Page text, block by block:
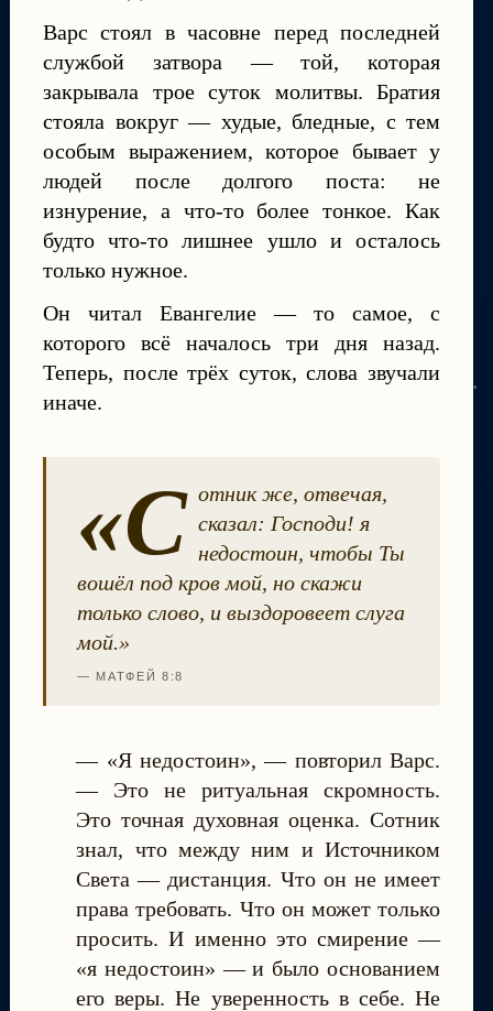
Варс стоял в часовне перед последней
службой затвора — той, которая
закрывала трое суток молитвы. Братия
стояла вокруг — худые, бледные, с тем
особым выражением, которое бывает у
людей после долгого поста: не
изнурение, а что-то более тонкое. Как
будто что-то лишнее ушло и осталось
только нужное.
Он читал Евангелие — то самое, с
которого всё началось три дня назад.
Теперь, после трёх суток, слова звучали
иначе.
«С отник же, отвечая,
сказал: Господи! я
недостоин, чтобы Ты
вошёл под кров мой, но скажи
только слово, и выздоровеет слуга
мой.»
— МАТФЕЙ 8:8
— «Я недостоин», — повторил Варс.
— Это не ритуальная скромность.
Это точная духовная оценка. Сотник
знал, что между ним и Источником
Света — дистанция. Что он не имеет
права требовать. Что он может только
просить. И именно это смирение —
«я недостоин» — и было основанием
его веры. Не уверенность в себе. Не